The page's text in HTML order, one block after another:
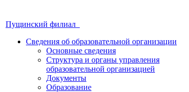
Пущинский филиал
Сведения об образовательной организации
Основные сведения
Структура и органы управления
образовательной организацией
Документы
Образование